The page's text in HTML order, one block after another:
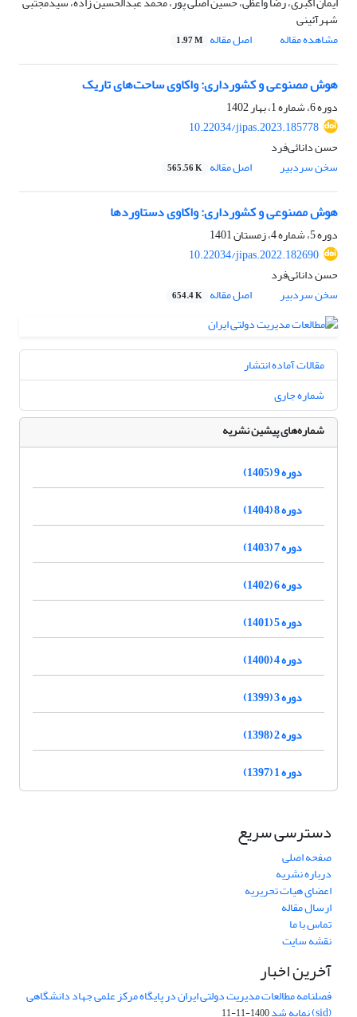
شهرآئینی
مشاهده مقاله
اصل مقاله 1.97 M
هوش مصنوعی و کشورداری: واکاوی ساحت‌های تاریک
دوره 6، شماره 1، بهار 1402
10.22034/jipas.2023.185778
حسن دانائی‌فرد
سخن سردبیر
اصل مقاله 565.56 K
هوش مصنوعی و کشورداری: واکاوی دستاوردها
دوره 5، شماره 4، زمستان 1401
10.22034/jipas.2022.182690
حسن دانائی‌فرد
سخن سردبیر
اصل مقاله 654.4 K
مقالات آماده انتشار
شماره جاری
شماره‌های پیشین نشریه
دوره 9 (1405)
دوره 8 (1404)
دوره 7 (1403)
دوره 6 (1402)
دوره 5 (1401)
دوره 4 (1400)
دوره 3 (1399)
دوره 2 (1398)
دوره 1 (1397)
دسترسی سریع
صفحه اصلی
درباره نشریه
اعضای هیات تحریریه
ارسال مقاله
تماس با ما
نقشه سایت
آخرین اخبار
فصلنامه مطالعات مدیریت دولتی ایران در پایگاه مرکز علمی جهاد دانشگاهی
(sid) نمایه شد 1400-11-11